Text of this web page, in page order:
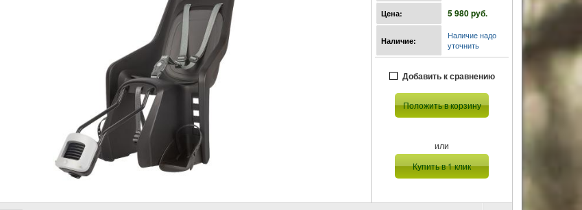
Цена: 5 980 pуб.
Наличие:
Наличие надо
уточнить
Добавить к сравнению
Положить в корзину
или
Купить в 1 клик